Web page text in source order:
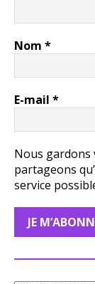
Nom *
E-mail *
Nous gardons
partageons
service